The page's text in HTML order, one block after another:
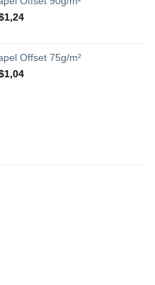
1,24
Offset 75g/m²
1,04